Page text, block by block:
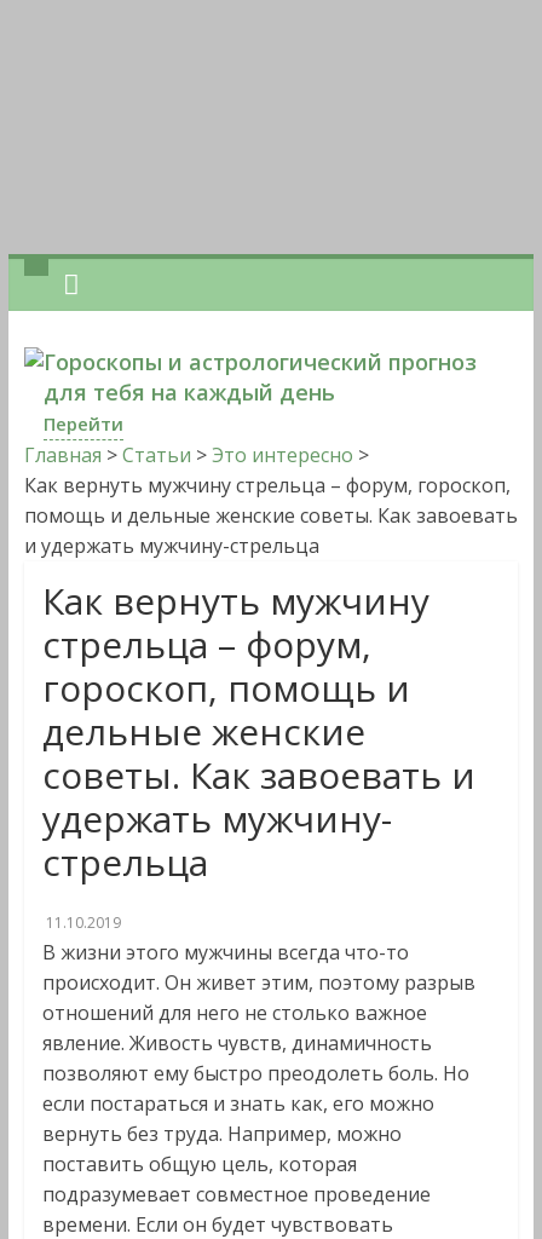
Гороскопы и астрологический прогноз
для тебя на каждый день
Перейти
Главная >Статьи >Это интересно >
Как вернуть мужчину стрельца – форум, гороскоп,
помощь и дельные женские советы. Как завоевать
и удержать мужчину-стрельца
Как вернуть мужчину
стрельца – форум,
гороскоп, помощь и
дельные женские
советы. Как завоевать и
удержать мужчину-
стрельца
11.10.2019
В жизни этого мужчины всегда что-то
происходит. Он живет этим, поэтому разрыв
отношений для него не столько важное
явление. Живость чувств, динамичность
позволяют ему быстро преодолеть боль. Но
если постараться и знать как, его можно
вернуть без труда. Например, можно
поставить общую цель, которая
подразумевает совместное проведение
времени. Если он будет чувствовать